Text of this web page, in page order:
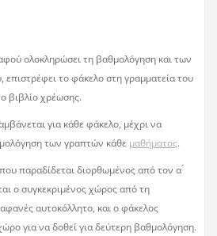
ολοκληρώσει τη βαθμολόγηση και των
το φάκελο στη γραμματεία του
βιβλίο χρέωσης.
για κάθε φάκελο, μέχρι να
των γραπτών κάθε μαθήματος.
παραδίδεται διορθωμένος από τον α
ο συγκεκριμένος χώρος από τη
αυτοκόλλητο, και ο φάκελος
για να δοθεί για δεύτερη βαθμολόγηση.